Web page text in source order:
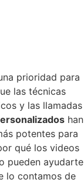
prioridad para
las técnicas
y las llamadas
han
potentes para
qué los videos
pueden ayudarte
lo contamos de